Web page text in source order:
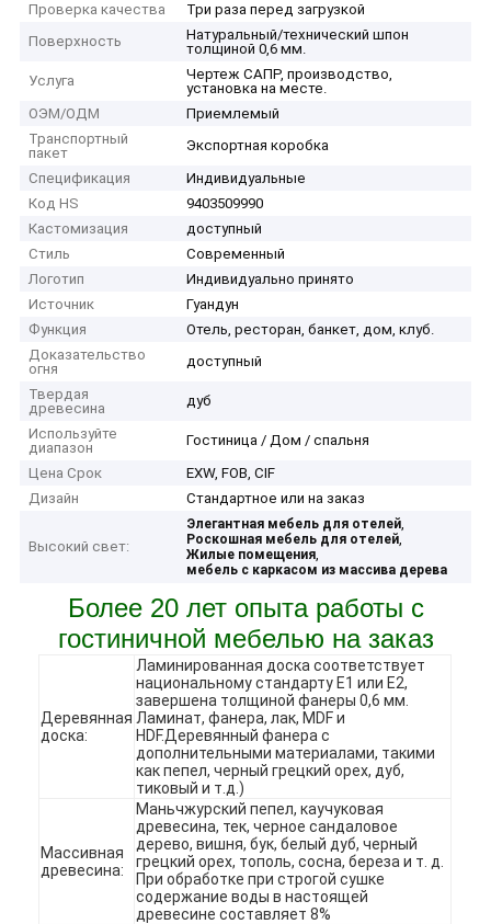
Проверка качества
Три раза перед загрузкой
Поверхность
Натуральный/технический шпон
толщиной 0,6 мм.
Услуга
Чертеж САПР, производство,
установка на месте.
ОЭМ/ОДМ
Приемлемый
Транспортный
пакет
Экспортная коробка
Спецификация
Индивидуальные
Код HS
9403509990
Кастомизация
доступный
Стиль
Современный
Логотип
Индивидуально принято
Источник
Гуандун
Функция
Отель, ресторан, банкет, дом, клуб.
Доказательство
огня
доступный
Твердая
древесина
дуб
Используйте
диапазон
Гостиница / Дом / спальня
Цена Срок
EXW, FOB, CIF
Дизайн
Стандартное или на заказ
Высокий свет:
Элегантная мебель для отелей,
Роскошная мебель для отелей,
Жилые помещения,
мебель с каркасом из массива дерева
Более 20 лет опыта работы с
гостиничной мебелью на заказ
Деревянная
доска:
Ламинированная доска соответствует
национальному стандарту E1 или E2,
завершена толщиной фанеры 0,6 мм.
Ламинат, фанера, лак, MDF и
HDF.Деревянный фанера с
дополнительными материалами, такими
как пепел, черный грецкий орех, дуб,
тиковый и т.д.)
Массивная
древесина:
Маньчжурский пепел, каучуковая
древесина, тек, черное сандаловое
дерево, вишня, бук, белый дуб, черный
грецкий орех, тополь, сосна, береза и т. д.
При обработке при строгой сушке
содержание воды в настоящей
древесине составляет 8%